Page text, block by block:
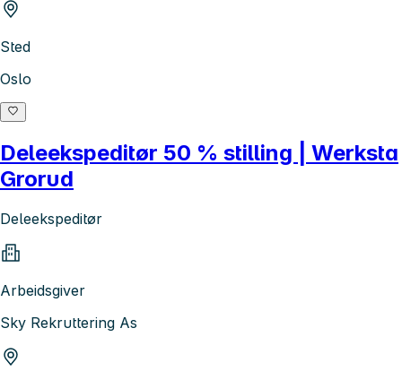
Sted
Oslo
Deleekspeditør 50 % stilling | Werksta
Grorud
Deleekspeditør
Arbeidsgiver
Sky Rekruttering As